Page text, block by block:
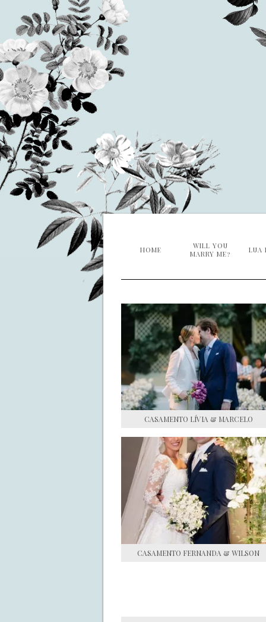
HOME
WILL YOU
MARRY ME?
LUA
CASAMENTO LÍVIA & MARCELO
CASAMENTO FERNANDA & WILSON